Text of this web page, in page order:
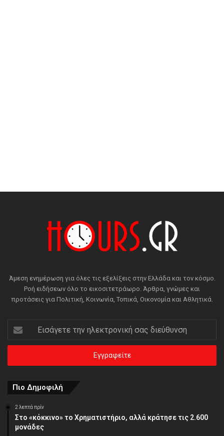
Άμεση ενημέρωση για όλες τις εξελίξεις στην Ελλάδα και τον κόσμο.
Ροή ειδήσεων όλο το εικοσιτετράωρο. Άρθρα, γνώμες και
προτάσεις για Πολιτική, Κοινωνία, Τοπικά, Οικονομία και Αθλητικά.
Εισάγετε
την
ηλεκτρονική
διεύθυνση
Πιο Δημοφιλή
2 λεπτά πρίν
Στο «κόκκινο» το Χρηματιστήριο, αλλά κράτησε τις 2.600
μονάδες